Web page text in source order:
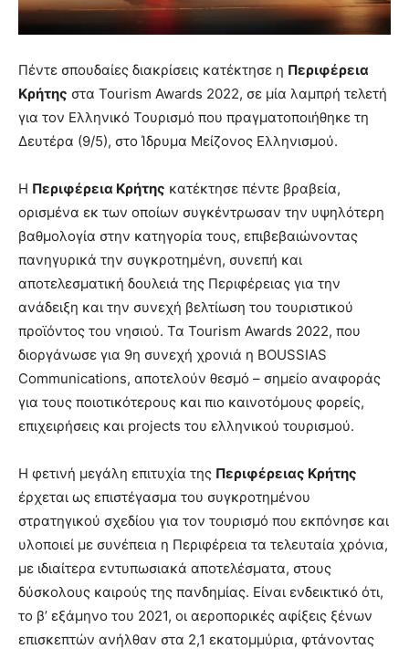
Πέντε σπουδαίες διακρίσεις κατέκτησε η Περιφέρεια
Κρήτης στα Tourism Awards 2022, σε μία λαμπρή τελετή
για τον Ελληνικό Τουρισμό που πραγματοποιήθηκε τη
Δευτέρα (9/5), στο Ίδρυμα Μείζονος Ελληνισμού.
Η Περιφέρεια Κρήτης κατέκτησε πέντε βραβεία,
ορισμένα εκ των οποίων συγκέντρωσαν την υψηλότερη
βαθμολογία στην κατηγορία τους, επιβεβαιώνοντας
πανηγυρικά την συγκροτημένη, συνεπή και
αποτελεσματική δουλειά της Περιφέρειας για την
ανάδειξη και την συνεχή βελτίωση του τουριστικού
προϊόντος του νησιού. Τα Tourism Awards 2022, που
διοργάνωσε για 9η συνεχή χρονιά η BOUSSIAS
Communications, αποτελούν θεσμό – σημείο αναφοράς
για τους ποιοτικότερους και πιο καινοτόμους φορείς,
επιχειρήσεις και projects του ελληνικού τουρισμού.
Η φετινή μεγάλη επιτυχία της Περιφέρειας Κρήτης
έρχεται ως επιστέγασμα του συγκροτημένου
στρατηγικού σχεδίου για τον τουρισμό που εκπόνησε και
υλοποιεί με συνέπεια η Περιφέρεια τα τελευταία χρόνια,
με ιδιαίτερα εντυπωσιακά αποτελέσματα, στους
δύσκολους καιρούς της πανδημίας. Είναι ενδεικτικό ότι,
το β’ εξάμηνο του 2021, οι αεροπορικές αφίξεις ξένων
επισκεπτών ανήλθαν στα 2,1 εκατομμύρια, φτάνοντας